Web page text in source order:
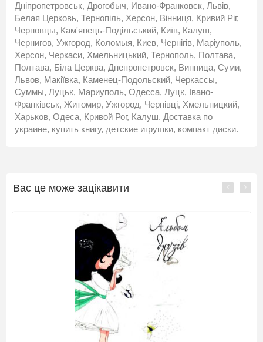
Дніпропетровськ, Дрогобыч, Ивано-Франковск, Львів,
Белая Церковь, Тернопіль, Херсон, Вінниця, Кривий Ріг,
Черновцы, Кам'янець-Подільський, Київ, Калуш,
Чернигов, Ужгород, Коломыя, Киев, Чернігів, Маріуполь,
Херсон, Черкаси, Хмельницький, Тернополь, Полтава,
Полтава, Біла Церква, Днепропетровск, Винница, Суми,
Львов, Макіївка, Каменец-Подольский, Черкассы,
Суммы, Луцьк, Мариуполь, Одесса, Луцк, Івано-
Франківськ, Житомир, Ужгород, Чернівці, Хмельницкий,
Харьков, Одеса, Кривой Рог, Калуш. Доставка по
украине, купить книгу, детские игрушки, компакт диски.
Вас це може зацікавити